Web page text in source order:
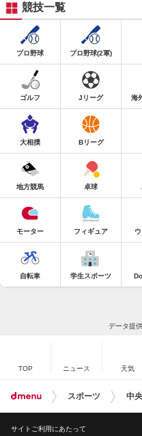
競技一覧
プロ野球 プロ野球(2軍)
ゴルフ Jリーグ 海
大相撲 Bリーグ
地方競馬 卓球
モーター フィギュア
自転車 学生スポーツ
データ提
TOP ニュース 天気
スポーツ 中
サイトご利用にあたって